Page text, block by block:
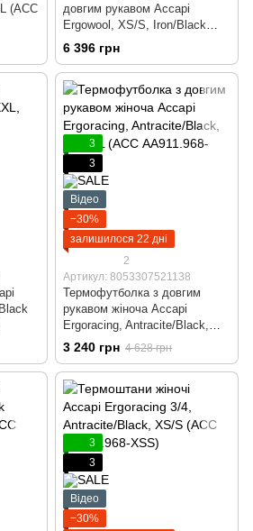
(ACC
довгим рукавом Accapi
Ergowool, XS/S, Iron/Black
(ACC WА711.6799-XSS)
6 396 грн
3
3
Відео
−30%
залишилося 22 дні
2
Артикул: 8053307521138
Термофутболка з довгим
рукавом жіноча Accapi
Ergoracing, Antracite/Black,
XL/XXL (ACC АA911.968-X2X)
3 240 грн 4 628 грн
3
3
Відео
−30%